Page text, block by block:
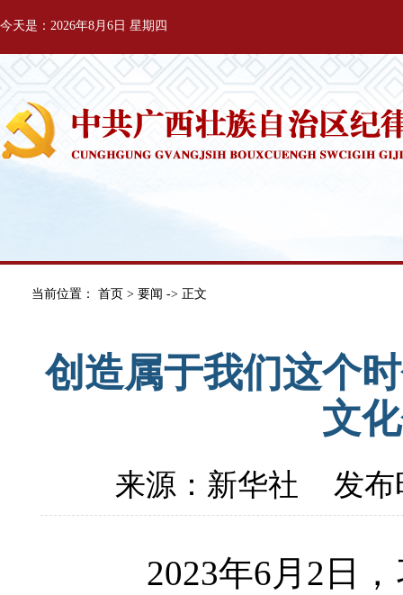
今天是：2026年8月6日 星期四
当前位置： 首页 > 要闻 -> 正文
创造属于我们这个
文
来源：新华社 发布
2023年6月2日，